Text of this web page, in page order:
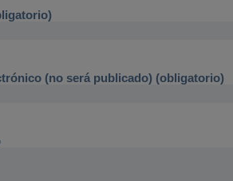
(no será publicado) (obligatorio)